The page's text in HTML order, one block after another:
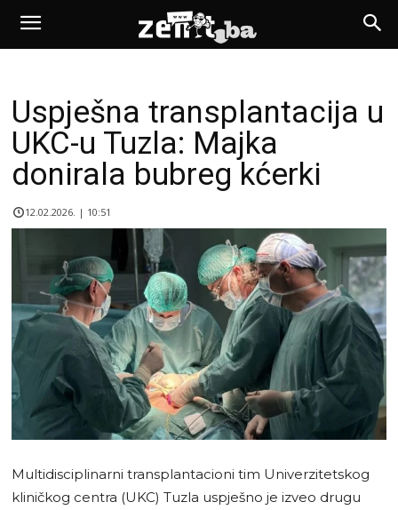
Uspješna transplantacija u
UKC-u Tuzla: Majka
donirala bubreg kćerki
12.02.2026. | 10:51
Multidisciplinarni transplantacioni tim Univerzitetskog
kliničkog centra (UKC) Tuzla uspješno je izveo drugu